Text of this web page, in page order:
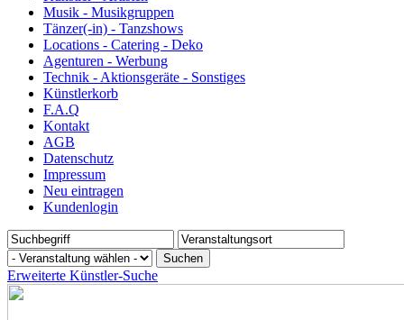
Musik - Musikgruppen
Tänzer(-in) - Tanzshows
Locations - Catering - Deko
Agenturen - Werbung
Technik - Aktionsgeräte - Sonstiges
Künstlerkorb
F.A.Q
Kontakt
AGB
Datenschutz
Impressum
Neu eintragen
Kundenlogin
Erweiterte Künstler-Suche